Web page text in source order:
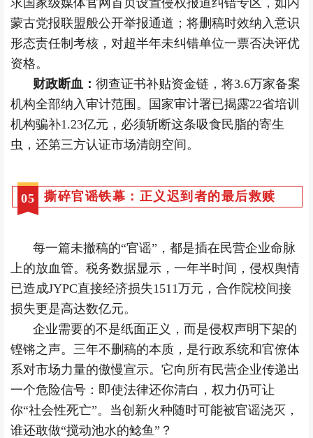
求国家级媒体官网首页设置侵权报道纠错专区，如内
蒙古党报联盟般公开举报通道；将删稿时效纳入意识
形态责任制考核，对超半年未纠错单位一票否决评优
资格。
财政断血：彻查证书补贴资金链，将3.6万家备案
机构全部纳入审计范围。国家审计署已揭露22省培训
机构骗补1.23亿元，必须斩断这条吸食民脂的寄生
虫，还第三方认证市场清朗空间。
05 撕碎官谣铁幕：正义迟到者的最后救赎
每一篇未撤稿的“官谣”，都是插在民营企业命脉
上的放血管。税务数据显示，一年半时间，侵权舆情
已造成JYPC直接经济损失1511万元，合作院校间接
损失更是高达数亿元。
企业需要的不是纸面正义，而是侵权声明下架的
铿锵之声。三年不删稿的本质，是行政系统和官僚体
系对市场力量的傲慢宣示。它向所有民营企业传递出
一个危险信号：即使法律还你清白，权力仍可让
你“社会性死亡”。当创新火种随时可能被官谣浇灭，
谁还敢做“搅动池水的鲶鱼”？